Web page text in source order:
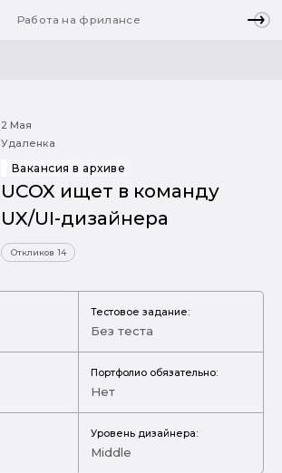
Работа на фрилансе
2 Мая
Удаленка
Вакансия в архиве
UCOX ищет в команду
UX/UI-дизайнера
Откликов 14
Тестовое задание:
Без теста
Портфолио обязательно:
Нет
Уровень дизайнера:
Middle